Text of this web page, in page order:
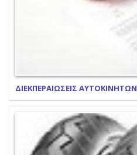
ΔΙΕΚΠΕΡΑΙΩΣΕΙΣ ΑΥΤΟΚΙΝΗΤΩΝ